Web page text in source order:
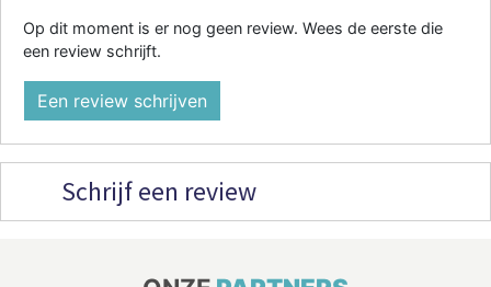
Op dit moment is er nog geen review. Wees de eerste die
een review schrijft.
Een review schrijven
Schrijf een review